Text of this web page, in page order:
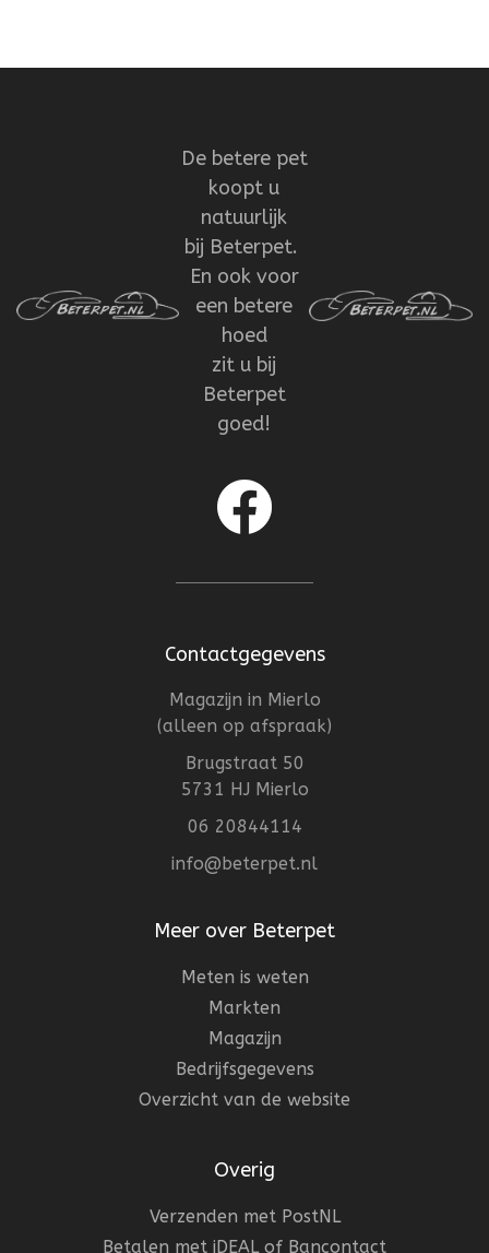
De betere pet
koopt u
natuurlijk
bij Beterpet.
En ook voor
een betere
hoed
zit u bij
Beterpet
goed!
Contactgegevens
Magazijn in Mierlo
(alleen op afspraak)
Brugstraat 50
5731 HJ Mierlo
06 20844114
info@beterpet.nl
Meer over Beterpet
Meten is weten
Markten
Magazijn
Bedrijfsgegevens
Overzicht van de website
Overig
Verzenden met PostNL
Betalen met iDEAL of Bancontact